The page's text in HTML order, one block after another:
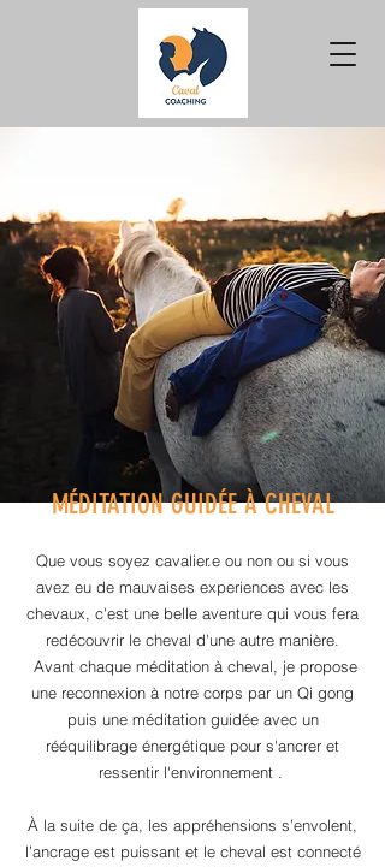
MÉDITATION GUIDÉE À CHEVAL
Que vous soyez cavalier.e ou non ou si vous
avez eu de mauvaises experiences avec les
chevaux, c'est une belle aventure qui vous fera
redécouvrir le cheval d'une autre manière.
Avant chaque méditation à cheval, je propose
une reconnexion à notre corps par un Qi gong
puis une méditation guidée avec un
rééquilibrage énergétique pour s'ancrer et
ressentir l'environnement .
À la suite de ça, les appréhensions s’envolent,
l’ancrage est puissant et le cheval est connecté